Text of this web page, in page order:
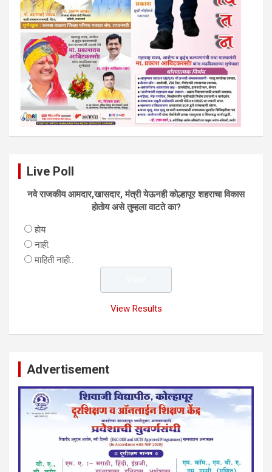
Live Poll
नवे राजकीय आमदार,खासदार, मंत्री येऊनही काेल्हापूर शहराचा विकास
हाेताेय असे तुम्हला वाटते का?
हाेय
नाही.
माहिती नाही..
View Results
Advertisement